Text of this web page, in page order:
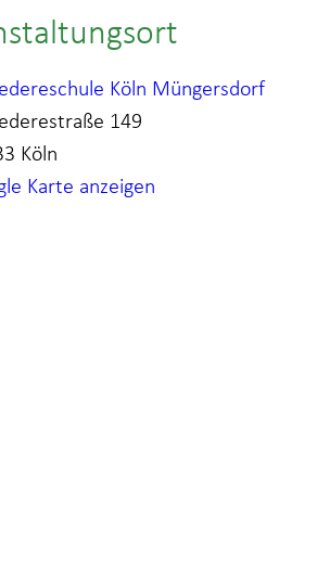
Köln Müngersdorf
149
Köln
Karte anzeigen